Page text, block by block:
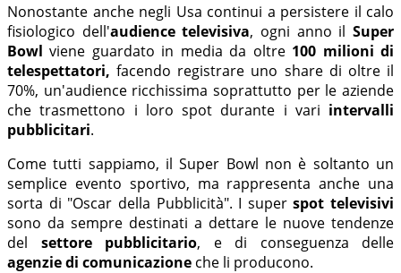
Nonostante anche negli Usa continui a persistere il calo
fisiologico dell'audience televisiva, ogni anno ilSuper
Bowl viene guardato in media da oltre 100 milioni di
telespettatori, facendo registrare uno share di oltre il
70%, un'audience ricchissima soprattutto per le aziende
che trasmettono i loro spot durante i vari intervalli
pubblicitari.
Come tutti sappiamo, il Super Bowl non è soltanto un
semplice evento sportivo, ma rappresenta anche una
sorta di "Oscar della Pubblicità". I superspot televisivi
sono da sempre destinati a dettare le nuove tendenze
del settore pubblicitario, e di conseguenza delle
agenzie di comunicazione che li producono.